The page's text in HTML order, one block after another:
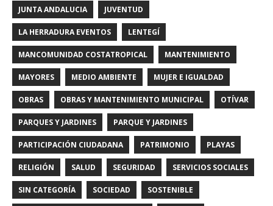
JUNTA ANDALUCIA JUVENTUD
LA HERRADURA EVENTOS LENTEGÍ
MANCOMUNIDAD COSTATROPICAL MANTENIMIENTO
MAYORES MEDIO AMBIENTE MUJER E IGUALDAD
OBRAS OBRAS Y MANTENIMIENTO MUNICIPAL OTÍVAR
PARQUES Y JARDINES PARQUE Y JARDINES
PARTICIPACIÓN CIUDADANA PATRIMONIO PLAYAS
RELIGIÓN SALUD SEGURIDAD SERVICIOS SOCIALES
SIN CATEGORÍA SOCIEDAD SOSTENIBLE